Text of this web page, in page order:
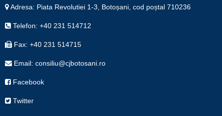
Adresa: Piata Revolutiei 1-3, Botoșani, cod poștal 710236
Telefon: +40 231 514712
Fax: +40 231 514715
Email: consiliu@cjbotosani.ro
Facebook
Twitter